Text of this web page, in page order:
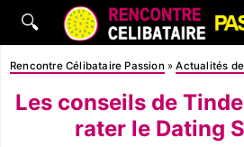
🔍
Rencontre Célibataire Passion »Actualités
Les conseils de
rater le Dating